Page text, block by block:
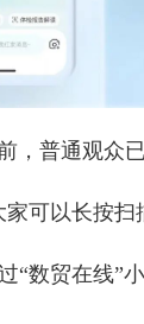
，普通观众
家可以长按扫
“数贸在线”